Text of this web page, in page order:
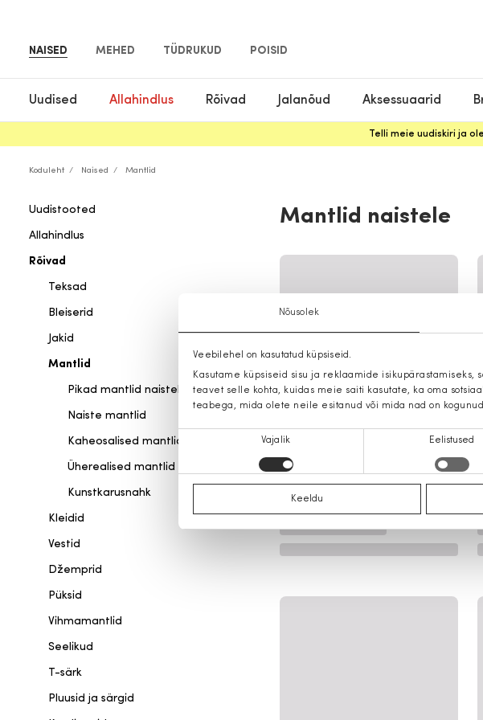
Nõusolek
Veebilehel on kasutatud küpsiseid.
Kasutame küpsiseid sisu ja reklaamide
teavet selle kohta, kuidas meie saiti kasutate, ka oma
teabega, mida olete neile esitanud või mida nad on
Nõusoleku
Vajalik Eelistused
Keeldu
NAISED MEHED TÜDRUKUD POISID
Uudised Allahindlus Rõivad Jalanõud Aksessuaarid
Telli meie uudiskiri ja
Koduleht Naised Mantlid
Uudistooted
Allahindlus
Rõivad
Teksad
Bleiserid
Jakid
Mantlid
Pikad mantlid naistele
Naiste mantlid
Kaheosalised mantlid
Üherealised mantlid
Kunstkarusnahk
Kleidid
Vestid
Džemprid
Püksid
Vihmamantlid
Seelikud
T-särk
Pluusid ja särgid
Mantlid naistele